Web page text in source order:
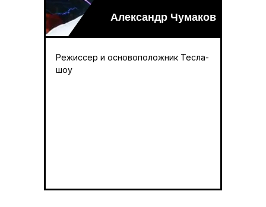
Режиссер и основоположник Тесла-
шоу
Александр Чумаков